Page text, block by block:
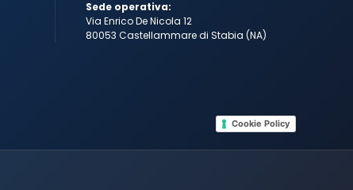
Sede operativa:
Via Enrico De Nicola 12
80053 Castellammare di Stabia (NA)
Cookie Policy